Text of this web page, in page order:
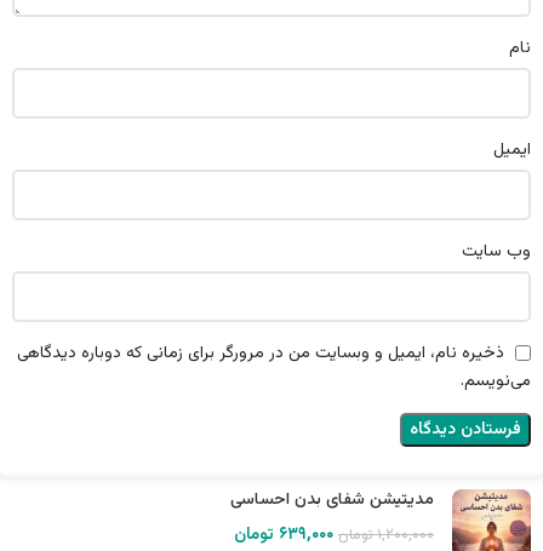
نام
ایمیل
وب‌ سایت
ذخیره نام، ایمیل و وبسایت من در مرورگر برای زمانی که دوباره دیدگاهی
می‌نویسم.
مدیتیشن شفای بدن احساسی
۱,۲۰۰,۰۰۰تومان ۶۳۹,۰۰۰ تومان